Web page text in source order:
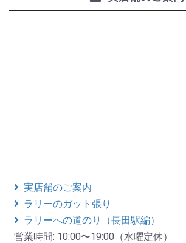
実店舗のご案内
ラリーのガット張り
ラリーへの道のり（長田駅編）
営業時間: 10:00〜19:00（水曜定休）